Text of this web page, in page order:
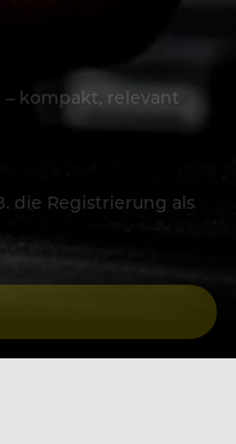
kompakt, relevant
die Registrierung als